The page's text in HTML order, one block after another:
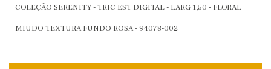
COLEÇÃO SERENITY - TRIC EST DIGITAL - LARG 1,50 - FLORAL
MIUDO TEXTURA FUNDO ROSA - 94078-002